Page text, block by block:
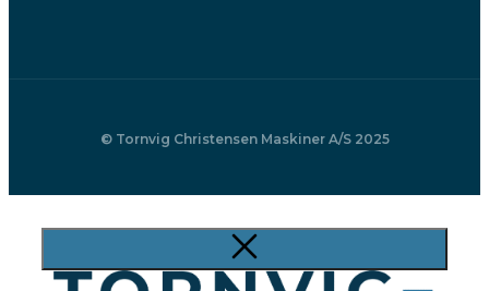
© Tornvig Christensen Maskiner A/S 2025